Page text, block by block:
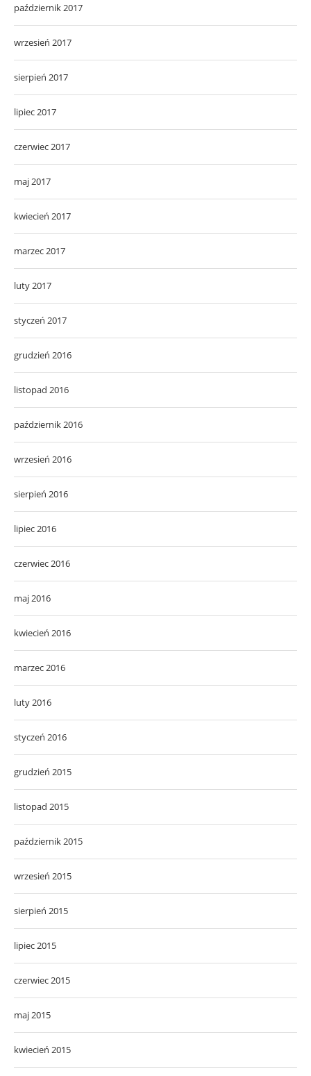
październik 2017
wrzesień 2017
sierpień 2017
lipiec 2017
czerwiec 2017
maj 2017
kwiecień 2017
marzec 2017
luty 2017
styczeń 2017
grudzień 2016
listopad 2016
październik 2016
wrzesień 2016
sierpień 2016
lipiec 2016
czerwiec 2016
maj 2016
kwiecień 2016
marzec 2016
luty 2016
styczeń 2016
grudzień 2015
listopad 2015
październik 2015
wrzesień 2015
sierpień 2015
lipiec 2015
czerwiec 2015
maj 2015
kwiecień 2015